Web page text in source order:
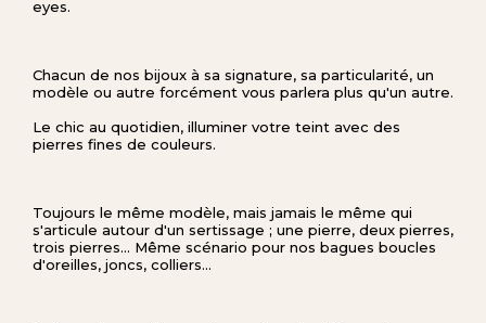
eyes.
Chacun de nos bijoux à sa signature, sa particularité, un
modèle ou autre forcément vous parlera plus qu'un autre.
Le chic au quotidien, illuminer votre teint avec des
pierres fines de couleurs.
Toujours le même modèle, mais jamais le même qui
s'articule autour d'un sertissage ; une pierre, deux pierres,
trois pierres... Même scénario pour nos bagues boucles
d'oreilles, joncs, colliers...